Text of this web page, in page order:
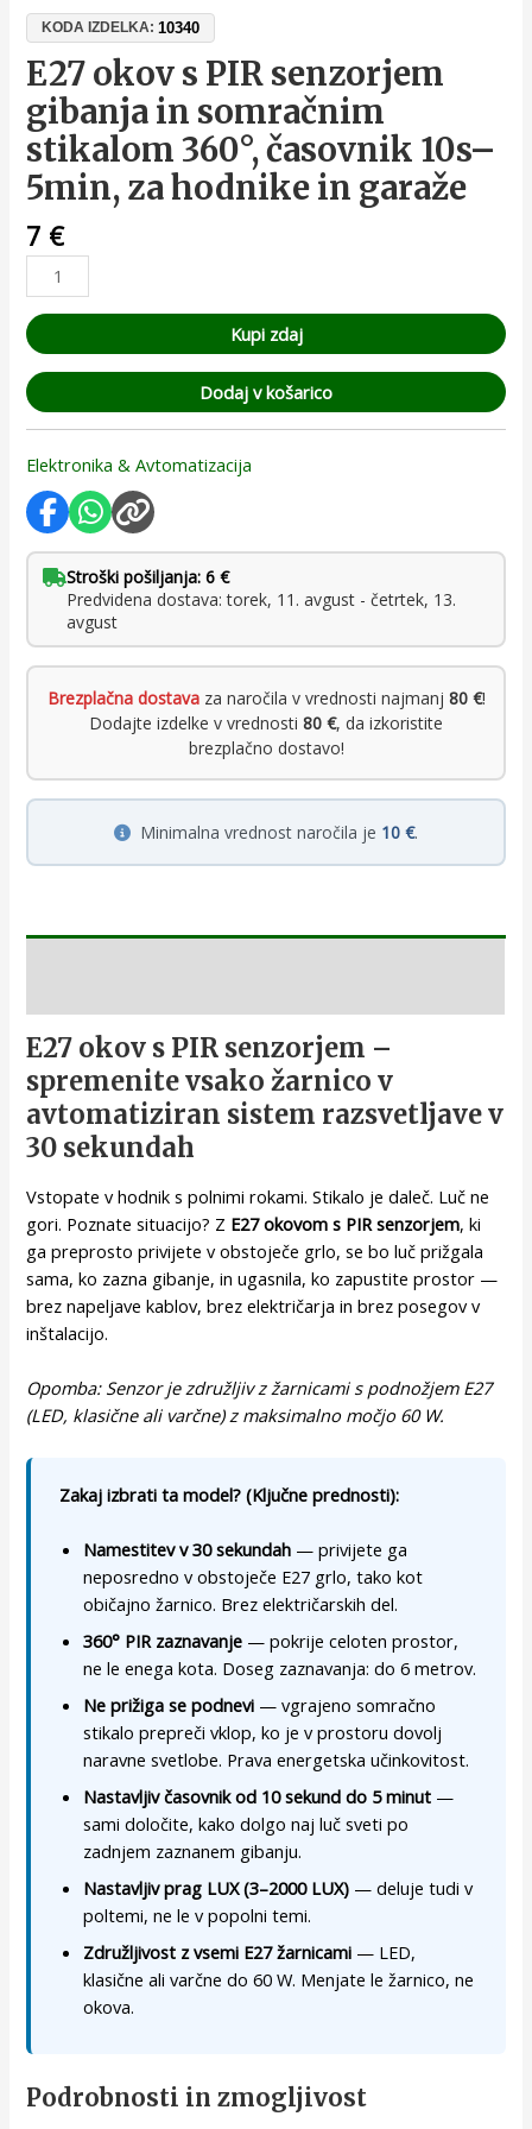
KODA IZDELKA:10340
E27 okov s PIR senzorjem
gibanja in somračnim
stikalom 360°, časovnik 10s–
5min, za hodnike in garaže
7 €
Kupi zdaj
Dodaj v košarico
Elektronika & Avtomatizacija
Stroški pošiljanja: 6 €
Predvidena dostava: torek, 11. avgust - četrtek, 13.
avgust
Brezplačna dostavaza naročila v vrednosti najmanj 80 €!
Dodajte izdelke v vrednosti 80 €, da izkoristite
brezplačno dostavo!
Minimalna vrednost naročila je 10 €.
E27 okov s PIR senzorjem –
spremenite vsako žarnico v
avtomatiziran sistem razsvetljave v
30 sekundah
Vstopate v hodnik s polnimi rokami. Stikalo je daleč. Luč ne
gori. Poznate situacijo? Z E27 okovom s PIR senzorjem, ki
ga preprosto privijete v obstoječe grlo, se bo luč prižgala
sama, ko zazna gibanje, in ugasnila, ko zapustite prostor —
brez napeljave kablov, brez električarja in brez posegov v
inštalacijo.
Opomba: Senzor je združljiv z žarnicami s podnožjem E27
(LED, klasične ali varčne) z maksimalno močjo 60 W.
Zakaj izbrati ta model? (Ključne prednosti):
Namestitev v 30 sekundah — privijete ga
neposredno v obstoječe E27 grlo, tako kot
običajno žarnico. Brez električarskih del.
360° PIR zaznavanje — pokrije celoten prostor,
ne le enega kota. Doseg zaznavanja: do 6 metrov.
Ne prižiga se podnevi — vgrajeno somračno
stikalo prepreči vklop, ko je v prostoru dovolj
naravne svetlobe. Prava energetska učinkovitost.
Nastavljiv časovnik od 10 sekund do 5 minut —
sami določite, kako dolgo naj luč sveti po
zadnjem zaznanem gibanju.
Nastavljiv prag LUX (3–2000 LUX) — deluje tudi v
poltemi, ne le v popolni temi.
Združljivost z vsemi E27 žarnicami — LED,
klasične ali varčne do 60 W. Menjate le žarnico, ne
okova.
Podrobnosti in zmogljivost